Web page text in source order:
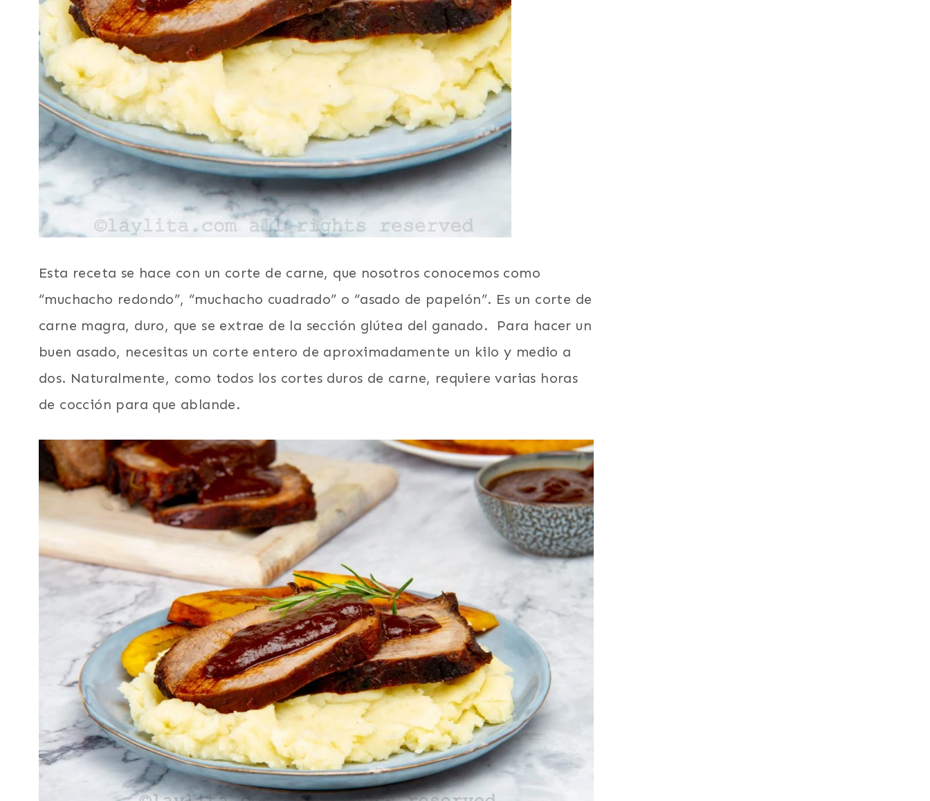
Esta receta se hace con un corte de carne, que nosotros conocemos como
“muchacho redondo”, “muchacho cuadrado” o “asado de papelón”. Es un corte de
carne magra, duro, que se extrae de la sección glútea del ganado. Para hacer un
buen asado, necesitas un corte entero de aproximadamente un kilo y medio a
dos. Naturalmente, como todos los cortes duros de carne, requiere varias horas
de cocción para que ablande.